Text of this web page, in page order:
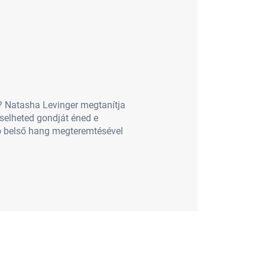
Natasha Levinger megtanítja
gondját éned e
hang megteremtésével